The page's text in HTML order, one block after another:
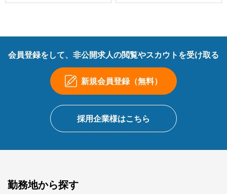
会員登録をして、非公開求人の閲覧やスカウトを受け取る
新規会員登録（無料）
採用企業様はこちら
勤務地から探す